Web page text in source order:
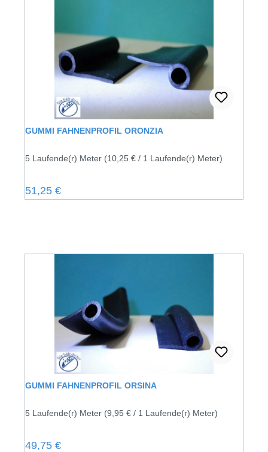
GUMMI FAHNENPROFIL ORONZIA
5 Laufende(r) Meter (10,25 € / 1 Laufende(r) Meter)
Regulärer Preis:
51,25 €
GUMMI FAHNENPROFIL ORSINA
5 Laufende(r) Meter (9,95 € / 1 Laufende(r) Meter)
Regulärer Preis:
49,75 €